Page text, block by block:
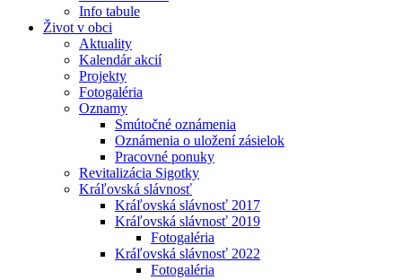
Info tabule
Život v obci
Aktuality
Kalendár akcií
Projekty
Fotogaléria
Oznamy
Smútočné oznámenia
Oznámenia o uložení zásielok
Pracovné ponuky
Revitalizácia Sigotky
Kráľovská slávnosť
Kráľovská slávnosť 2017
Kráľovská slávnosť 2019
Fotogaléria
Kráľovská slávnosť 2022
Fotogaléria